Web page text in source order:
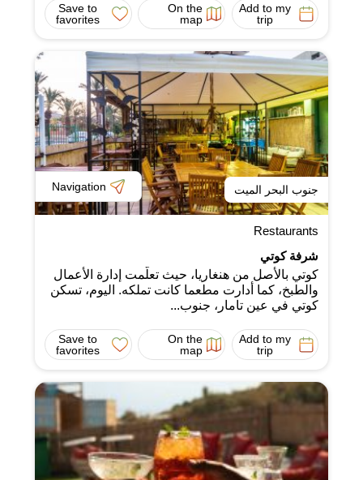
Add to my
trip
On the
map
Save to
favorites
جنوب البحر الميت Navigation
Restaurants
شرفة كوتي
كوتي بالأصل من هنغاريا، حيث تعلّمت إدارة الأعمال
والطبخ، كما أدارت مطعما كانت تملكه. اليوم، تسكن
كوتي في عين تامار، جنوب...
Add to my
trip
On the
map
Save to
favorites